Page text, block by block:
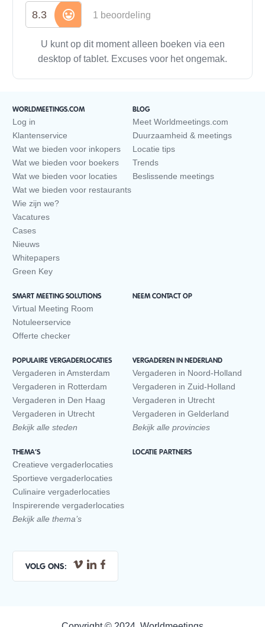
8.3 1 beoordeling
U kunt op dit moment alleen boeken via een
desktop of tablet. Excuses voor het ongemak.
WORLDMEETINGS.COM
Log in
Klantenservice
Wat we bieden voor inkopers
Wat we bieden voor boekers
Wat we bieden voor locaties
Wat we bieden voor restaurants
Wie zijn we?
Vacatures
Cases
Nieuws
Whitepapers
Green Key
BLOG
Meet Worldmeetings.com
Duurzaamheid & meetings
Locatie tips
Trends
Beslissende meetings
SMART MEETING SOLUTIONS
Virtual Meeting Room
Notuleerservice
Offerte checker
NEEM CONTACT OP
POPULAIRE VERGADERLOCATIES
Vergaderen in Amsterdam
Vergaderen in Rotterdam
Vergaderen in Den Haag
Vergaderen in Utrecht
Bekijk alle steden
VERGADEREN IN NEDERLAND
Vergaderen in Noord-Holland
Vergaderen in Zuid-Holland
Vergaderen in Utrecht
Vergaderen in Gelderland
Bekijk alle provincies
THEMA’S
Creatieve vergaderlocaties
Sportieve vergaderlocaties
Culinaire vergaderlocaties
Inspirerende vergaderlocaties
Bekijk alle thema’s
LOCATIE PARTNERS
VOLG ONS: